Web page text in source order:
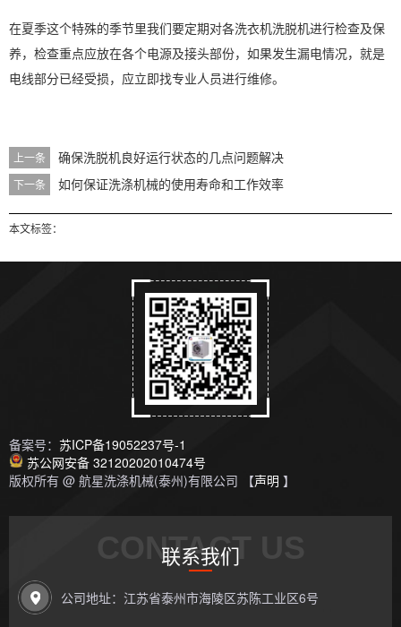
在夏季这个特殊的季节里我们要定期对各洗衣机洗脱机进行检查及保
养，检查重点应放在各个电源及接头部份，如果发生漏电情况，就是
电线部分已经受损，应立即找专业人员进行维修。
上一条 确保洗脱机良好运行状态的几点问题解决
下一条 如何保证洗涤机械的使用寿命和工作效率
本文标签：
备案号： 苏ICP备19052237号-1
苏公网安备 32120202010474号
版权所有 @ 航星洗涤机械(泰州)有限公司 【声明 】
CONTACT US
联系我们
公司地址：江苏省泰州市海陵区苏陈工业区6号